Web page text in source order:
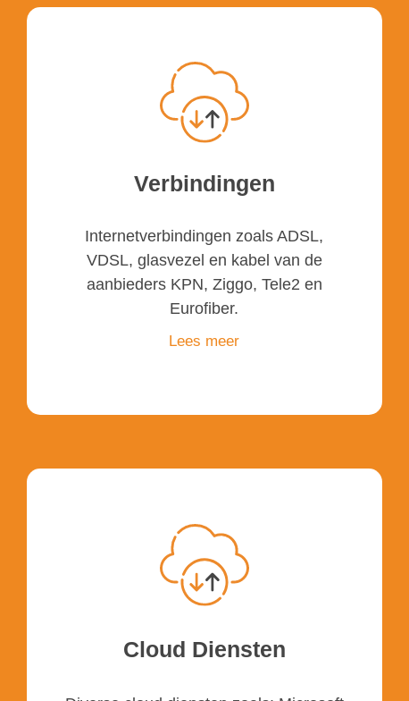
Verbindingen
Internetverbindingen zoals ADSL,
VDSL, glasvezel en kabel van de
aanbieders KPN, Ziggo, Tele2 en
Eurofiber.
Lees meer
Cloud Diensten